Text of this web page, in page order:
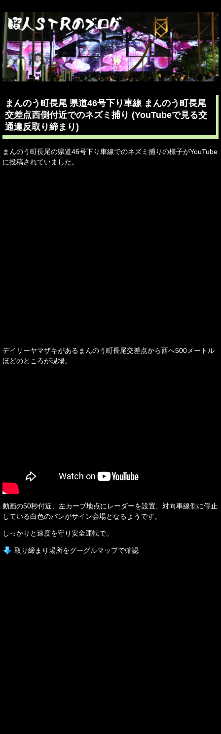
まんのう町長尾 県道46号下り車線 まんのう町長尾
交差点西側付近でのネズミ捕り (YouTubeで見る交
通違反取り締まり)
まんのう町長尾の県道46号下り車線でのネズミ捕りの様子がYouTube
に投稿されていました。
デイリーヤマザキがあるまんのう町長尾交差点から西へ500メートル
ほどのところが現場。
動画の50秒付近、左カーブ地点にレーダーを設置、対向車線側に停止
している白色のバンがサイン会場となるようです。
しっかりと速度を守り安全運転で。
取り締まり場所をグーグルマップで確認